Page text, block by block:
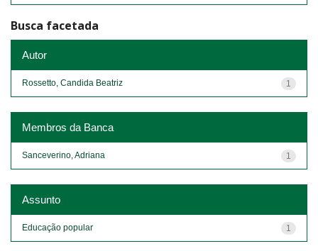
Busca facetada
Autor
1
Rossetto, Candida Beatriz
Membros da Banca
1
Sanceverino, Adriana
Assunto
1
Educação popular